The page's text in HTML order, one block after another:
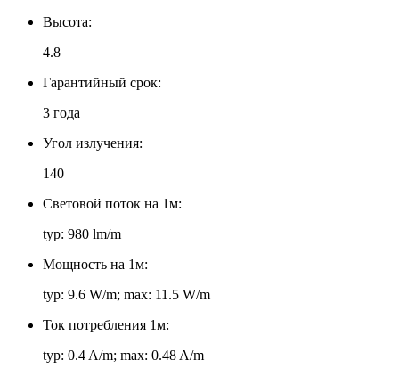
Высота:
4.8
Гарантийный срок:
3 года
Угол излучения:
140
Световой поток на 1м:
typ: 980 lm/m
Мощность на 1м:
typ: 9.6 W/m; max: 11.5 W/m
Ток потребления 1м:
typ: 0.4 A/m; max: 0.48 A/m